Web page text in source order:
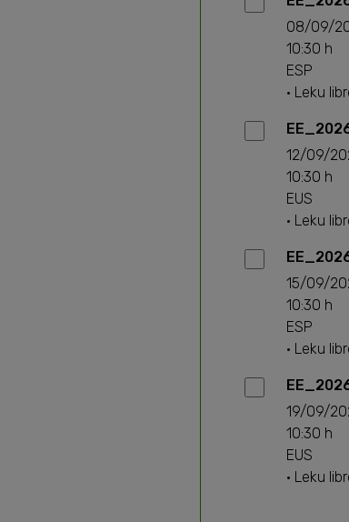
08/09/
10:30 h
ESP
· Leku
12/09/
10:30 h
EUS
· Leku
15/09/
10:30 h
ESP
· Leku
19/09/
10:30 h
EUS
· Leku